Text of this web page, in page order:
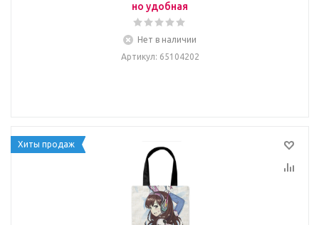
но удобная
Нет в наличии
Артикул: 65104202
Хиты продаж